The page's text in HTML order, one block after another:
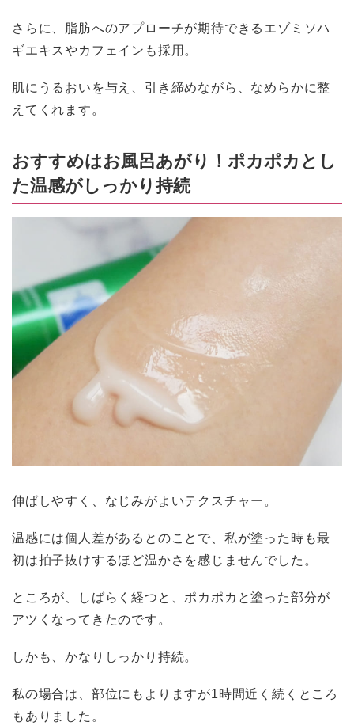
さらに、脂肪へのアプローチが期待できるエゾミソハ
ギエキスやカフェインも採用。
肌にうるおいを与え、引き締めながら、なめらかに整
えてくれます。
おすすめはお風呂あがり！ポカポカとし
た温感がしっかり持続
伸ばしやすく、なじみがよいテクスチャー。
温感には個人差があるとのことで、私が塗った時も最
初は拍子抜けするほど温かさを感じませんでした。
ところが、しばらく経つと、ポカポカと塗った部分が
アツくなってきたのです。
しかも、かなりしっかり持続。
私の場合は、部位にもよりますが1時間近く続くところ
もありました。